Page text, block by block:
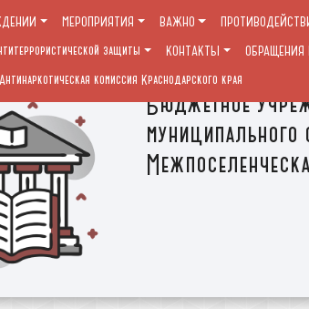
Бюджетное
МЕРОПРИЯТИЯ ВАЖНО
защиты
КОНТАКТЫ ОБРАЩЕНИЯ
Антинаркотическая комиссия Краснодарского края